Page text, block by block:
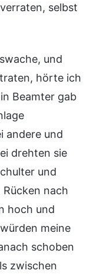
selbst
und
hörte ich
Beamter gab
andere und
drehten sie
und
nach
hoch und
meine
schoben
zwischen